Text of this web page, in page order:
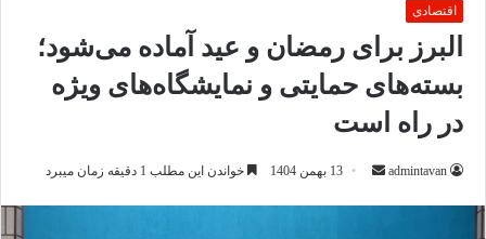
اقتصادی
البرز برای رمضان و عید آماده می‌شود؛
بسته‌های حمایتی و نمایشگاه‌های ویژه
در راه است
admintavan
ارسال13 بهمن 1404 خواندن این مطلب 1 دقیقه زمان میبرد